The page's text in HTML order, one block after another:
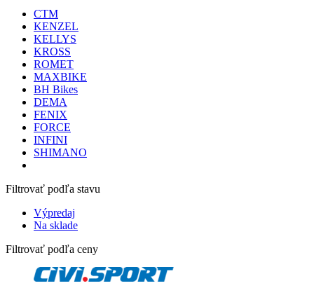
CTM
KENZEL
KELLYS
KROSS
ROMET
MAXBIKE
BH Bikes
DEMA
FENIX
FORCE
INFINI
SHIMANO
Filtrovať podľa stavu
Výpredaj
Na sklade
Filtrovať podľa ceny